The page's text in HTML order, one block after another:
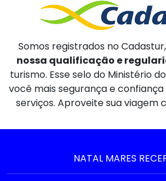
Somos registrados no
nossa qualificação e
turismo. Esse selo do Ministério
você mais segurança e
serviços. Aproveite sua viagem
NATAL MARES